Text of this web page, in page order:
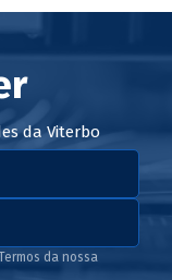
da Viterbo
da nossa